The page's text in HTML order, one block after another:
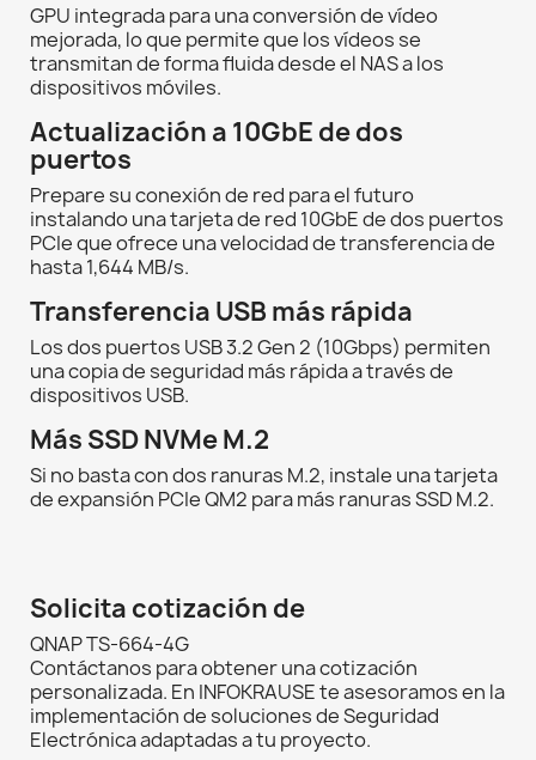
GPU integrada para una conversión de vídeo
mejorada, lo que permite que los vídeos se
transmitan de forma fluida desde el NAS a los
dispositivos móviles.
Actualización a 10GbE de dos
puertos
Prepare su conexión de red para el futuro
instalando una tarjeta de red 10GbE de dos puertos
PCIe que ofrece una velocidad de transferencia de
hasta 1,644 MB/s.
Transferencia USB más rápida
Los dos puertos USB 3.2 Gen 2 (10Gbps) permiten
una copia de seguridad más rápida a través de
dispositivos USB.
Más SSD NVMe M.2
Si no basta con dos ranuras M.2, instale una tarjeta
de expansión PCIe QM2 para más ranuras SSD M.2.
Solicita cotización de
QNAP TS-664-4G
Contáctanos para obtener una cotización
personalizada. En INFOKRAUSE te asesoramos en la
implementación de soluciones de Seguridad
Electrónica adaptadas a tu proyecto.